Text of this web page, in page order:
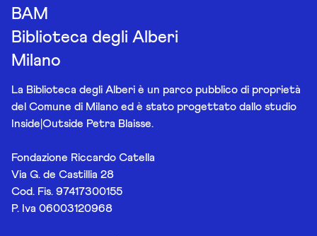
BAM
Biblioteca degli Alberi
Milano
La Biblioteca degli Alberi è un parco pubblico di proprietà
del Comune di Milano ed è stato progettato dallo studio
Inside|Outside Petra Blaisse.
Fondazione Riccardo Catella
Via G. de Castillia 28
Cod. Fis. 97417300155
P. Iva 06003120968